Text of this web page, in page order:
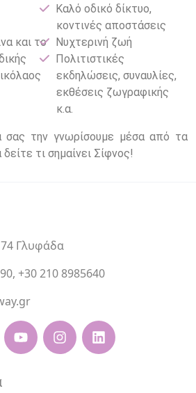
και το
Καλό οδικό δίκτυο,
κοντινές αποστάσεις
Νυχτερινή ζωή
Πολιτιστικές
εκδηλώσεις, συναυλίες,
εκθέσεις ζωγραφικής
κ.α.
σας την γνωρίσουμε μέσα από τα
τι σημαίνει Σίφνος!
Γλυφάδα
, +30 210 8985640